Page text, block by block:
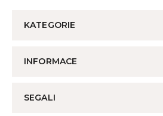
KATEGORIE
INFORMACE
SEGALI